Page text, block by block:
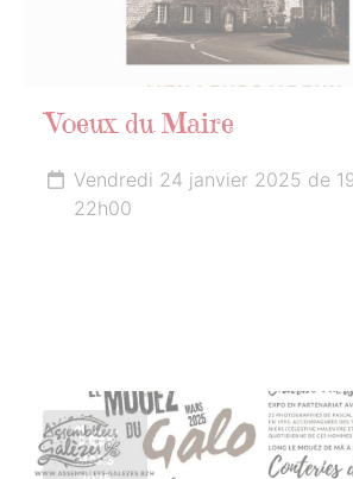
Voeux du Maire
Vendredi 24 janvier 2025 de
22h00
1er
MARS